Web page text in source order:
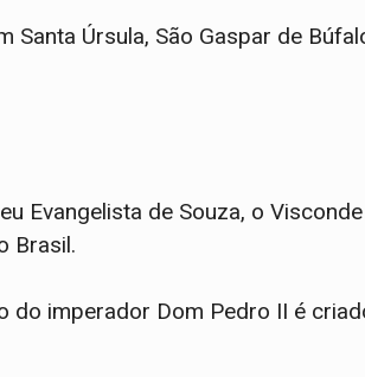
Santa Úrsula, São Gaspar de
Evangelista de Souza, o
Brasil.
do imperador Dom Pedro II é